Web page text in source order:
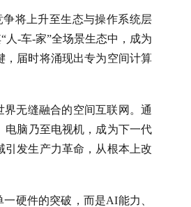
将上升至生态与操作系统层
-车-家”全场景生态中，成为
，届时将涌现出专为空间计算
无缝融合的空间互联网。通
脑乃至电视机，成为下一代
发生产力革命，从根本上改
硬件的突破，而是AI能力、